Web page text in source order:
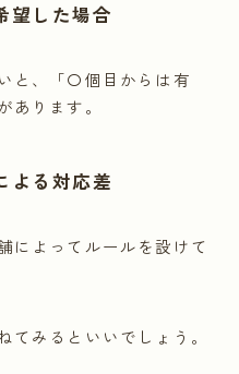
望した場合
と、「〇個目からは有
あります。
よる対応差
によってルールを設けて
みるといいでしょう。